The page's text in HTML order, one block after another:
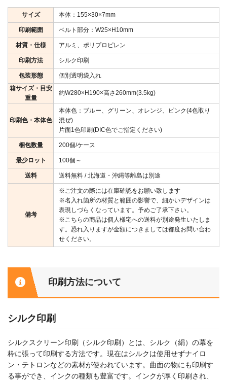
サイズ 本体：155×30×7mm
印刷範囲 ベルト部分：W25×H10mm
材質・仕様 アルミ、ポリプロピレン
印刷方法 シルク印刷
包装形態
個別透明袋入れ
箱サイズ・目安
重量
約W280×H190×高さ260mm(3.5kg)
印刷色・本体色
本体色：ブルー、グリーン、オレンジ、ピンク(4色取り
混ぜ)
片面1色印刷(DIC色でご指定ください)
梱包数量 200個/ケース
最少ロット 100個～
送料 送料無料 / 北海道・沖縄等離島は別途
備考
※ご注文の際には在庫確認をお願い致します
※名入れ箇所の材質と範囲の影響で、細かいデザインは
表現しづらくなっています。予めご了承下さい。
※こちらの商品は個人様宅への送料が別途発生いたしま
す。恐れ入りますが金額につきましては都度お問い合わ
せください。
印刷方法について
シルク印刷
シルクスクリーン印刷（シルク印刷）とは、シルク（絹）の幕を
枠に張って印刷する方法です。現在はシルクは使用せずナイロ
ン・テトロンなどの素材が使われています。曲面の物にも印刷す
る事ができ、インクの種類も豊富です。インクが厚く印刷され、